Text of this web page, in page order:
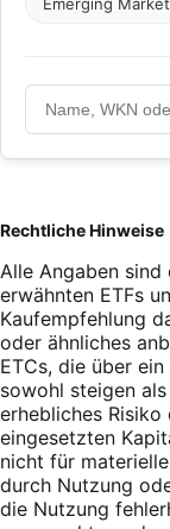
Rechtliche Hinweise
Alle Angaben sind
erwähnten ETFs
Kaufempfehlung
oder ähnliches
ETCs, die über
sowohl steigen
erhebliches
eingesetzten
nicht für
durch Nutzung
die Nutzung